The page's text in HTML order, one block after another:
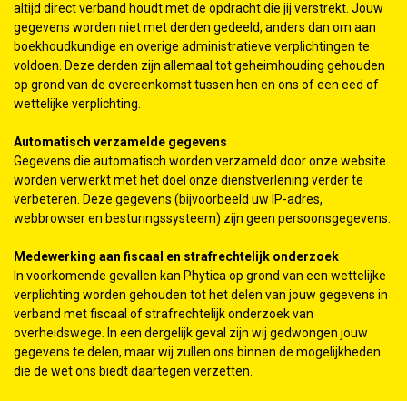
altijd direct verband houdt met de opdracht die jij verstrekt. Jouw
gegevens worden niet met derden gedeeld, anders dan om aan
boekhoudkundige en overige administratieve verplichtingen te
voldoen. Deze derden zijn allemaal tot geheimhouding gehouden
op grond van de overeenkomst tussen hen en ons of een eed of
wettelijke verplichting.
Automatisch verzamelde gegevens
Gegevens die automatisch worden verzameld door onze website
worden verwerkt met het doel onze dienstverlening verder te
verbeteren. Deze gegevens (bijvoorbeeld uw IP-adres,
webbrowser en besturingssysteem) zijn geen persoonsgegevens.
Medewerking aan fiscaal en strafrechtelijk onderzoek
In voorkomende gevallen kan Phytica op grond van een wettelijke
verplichting worden gehouden tot het delen van jouw gegevens in
verband met fiscaal of strafrechtelijk onderzoek van
overheidswege. In een dergelijk geval zijn wij gedwongen jouw
gegevens te delen, maar wij zullen ons binnen de mogelijkheden
die de wet ons biedt daartegen verzetten.